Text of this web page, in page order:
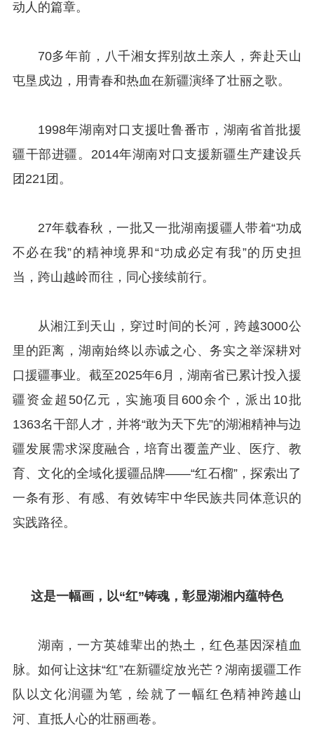
动人的篇章。
70多年前，八千湘女挥别故土亲人，奔赴天山
屯垦戍边，用青春和热血在新疆演绎了壮丽之歌。
1998年湖南对口支援吐鲁番市，湖南省首批援
疆干部进疆。2014年湖南对口支援新疆生产建设兵
团221团。
27年载春秋，一批又一批湖南援疆人带着“功成
不必在我”的精神境界和“功成必定有我”的历史担
当，跨山越岭而往，同心接续前行。
从湘江到天山，穿过时间的长河，跨越3000公
里的距离，湖南始终以赤诚之心、务实之举深耕对
口援疆事业。截至2025年6月，湖南省已累计投入援
疆资金超50亿元，实施项目600余个，派出10批
1363名干部人才，并将“敢为天下先”的湖湘精神与边
疆发展需求深度融合，培育出覆盖产业、医疗、教
育、文化的全域化援疆品牌——“红石榴”，探索出了
一条有形、有感、有效铸牢中华民族共同体意识的
实践路径。
这是一幅画， 以“红”铸魂，彰显湖湘内蕴特色
湖南，一方英雄辈出的热土，红色基因深植血
脉。如何让这抹“红”在新疆绽放光芒？湖南援疆工作
队以文化润疆为笔，绘就了一幅红色精神跨越山
河、直抵人心的壮丽画卷。